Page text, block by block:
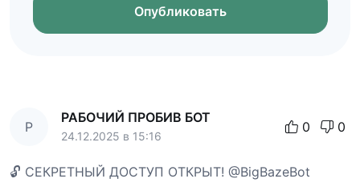
Опубликовать
Р
РАБОЧИЙ ПРОБИВ БОТ
24.12.2025 в 15:16
0 0
🔓 СЕКРЕТНЫЙ ДОСТУП ОТКРЫТ! @BigBazeBot